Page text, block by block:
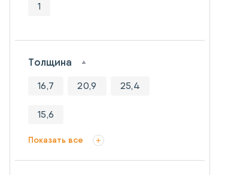
1
Толщина
16,7 20,9 25,4
15,6
Показать все